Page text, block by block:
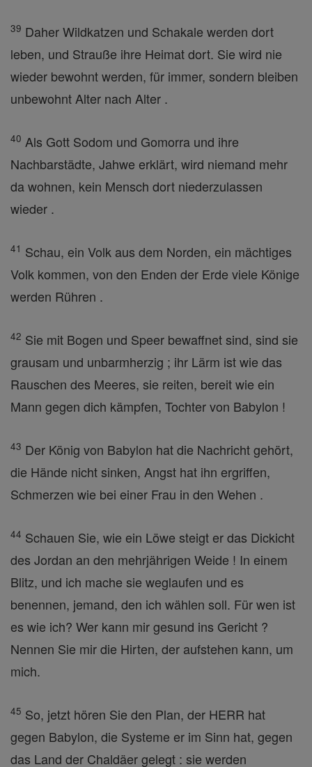
39 Daher Wildkatzen und Schakale werden dort
leben, und Strauße ihre Heimat dort. Sie wird nie
wieder bewohnt werden, für immer, sondern bleiben
unbewohnt Alter nach Alter .
40 Als Gott Sodom und Gomorra und ihre
Nachbarstädte, Jahwe erklärt, wird niemand mehr
da wohnen, kein Mensch dort niederzulassen
wieder .
41 Schau, ein Volk aus dem Norden, ein mächtiges
Volk kommen, von den Enden der Erde viele Könige
werden Rühren .
42 Sie mit Bogen und Speer bewaffnet sind, sind sie
grausam und unbarmherzig ; ihr Lärm ist wie das
Rauschen des Meeres, sie reiten, bereit wie ein
Mann gegen dich kämpfen, Tochter von Babylon !
43 Der König von Babylon hat die Nachricht gehört,
die Hände nicht sinken, Angst hat ihn ergriffen,
Schmerzen wie bei einer Frau in den Wehen .
44 Schauen Sie, wie ein Löwe steigt er das Dickicht
des Jordan an den mehrjährigen Weide ! In einem
Blitz, und ich mache sie weglaufen und es
benennen, jemand, den ich wählen soll. Für wen ist
es wie ich? Wer kann mir gesund ins Gericht ?
Nennen Sie mir die Hirten, der aufstehen kann, um
mich.
45 So, jetzt hören Sie den Plan, der HERR hat
gegen Babylon, die Systeme er im Sinn hat, gegen
das Land der Chaldäer gelegt : sie werden